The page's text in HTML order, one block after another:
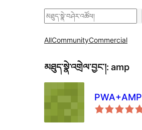
བཤེར་
AllCommunityCommercial
མཐུད་སྣེ་འགྲེལ་བྱང་།: amp
PWA+AMP